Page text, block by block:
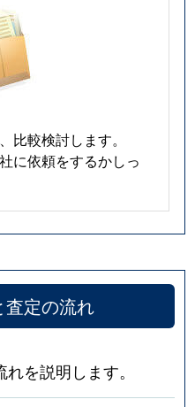
比較検討します。
に依頼をするかしっ
定の流れ
を説明します。